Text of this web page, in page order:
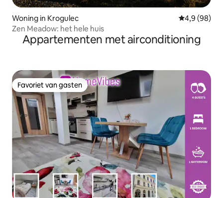
Woning in Krogulec Gemiddelde
4,9 (98)
Zen Meadow: het hele huis
Appartementen met airconditioning
Favoriet van gasten
Favoriet van gasten